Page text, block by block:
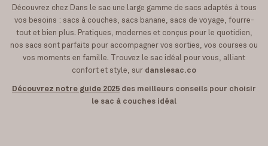
Découvrez chez Dans le sac une large gamme de sacs adaptés à tous
vos besoins : sacs à couches, sacs banane, sacs de voyage, fourre-
tout et bien plus. Pratiques, modernes et conçus pour le quotidien,
nos sacs sont parfaits pour accompagner vos sorties, vos courses ou
vos moments en famille. Trouvez le sac idéal pour vous, alliant
confort et style, sur danslesac.co
Découvrez notre guide 2025 des meilleurs conseils pour choisir
le sac à couches idéal